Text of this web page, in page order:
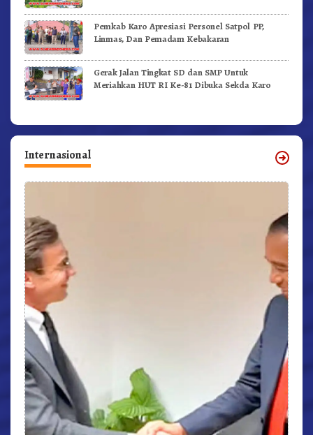
Pemkab Karo Apresiasi Personel Satpol PP,
Linmas, Dan Pemadam Kebakaran
Gerak Jalan Tingkat SD dan SMP Untuk
Meriahkan HUT RI Ke-81 Dibuka Sekda Karo
Internasional